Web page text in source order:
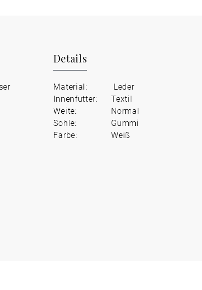
Details
Material:
Leder
Innenfutter:
Textil
Weite:
Normal
Sohle:
Gummi
Farbe:
Weiß